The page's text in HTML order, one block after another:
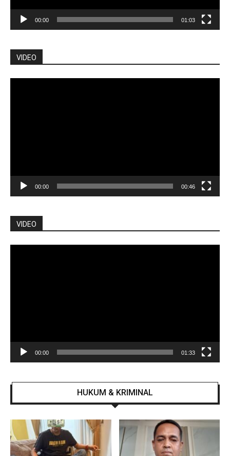
00:00 01:03
VIDEO
00:00 00:46
VIDEO
00:00 01:33
HUKUM & KRIMINAL